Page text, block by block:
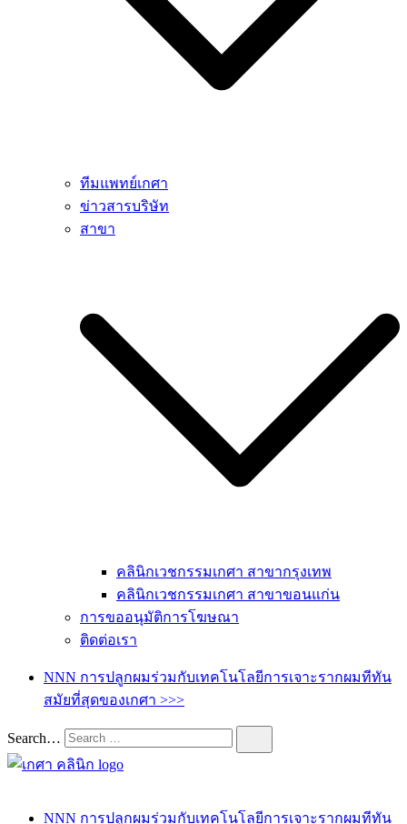
ทีมแพทย์เกศา
ข่าวสารบริษัท
สาขา
คลินิกเวชกรรมเกศา สาขากรุงเทพ
คลินิกเวชกรรมเกศา สาขาขอนแก่น
การขออนุมัติการโฆษณา
ติดต่อเรา
NNN การปลูกผมร่วมกับเทคโนโลยีการเจาะรากผมทีทัน
สมัยที่สุดของเกศา >>>
Search…
NNN การปลูกผมร่วมกับเทคโนโลยีการเจาะรากผมทีทัน